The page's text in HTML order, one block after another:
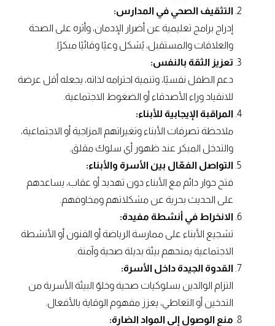
التثقيف الصحي في المدارس:
إدراج برامج تعليمية عن أضرار الإدمان، وأثره على الصحة
والعلاقات والمستقبل، يُشكل وعيًا وقائيًا مبكرًا.
تعزيز الثقة بالنفس:
دعم الطفل نفسيًا، وتنمية احترامه لذاته، يجعله أقل عرضة
للانقياد وراء الأصدقاء أو الضغوط الاجتماعية.
المراقبة الإيجابية للأبناء:
ملاحظة تصرفات الأبناء وتغيراتهم المزاجية أو الاجتماعية،
والتدخل المبكر عند ظهور أي سلوك مقلق.
التواصل الفعّال بين الأسرة والأبناء:
فتح حوار دائم مع الأبناء دون تهديد أو عقاب، يساعدهم
على الحديث بحرية عن مشكلاتهم ومخاوفهم.
الانخراط في أنشطة مفيدة:
تشجيع الأبناء على ممارسة الرياضة أو الفنون أو الأنشطة
الاجتماعية يمنحهم بيئة بديلة صحية وآمنة.
القدوة الجيدة داخل الأسرة:
التزام الوالدين بسلوكيات صحية وخلوّ البيئة الأسرية من
التدخين أو التعاطي، يعزز مفهوم الوقاية بالأفعال.
منع الوصول إلى المواد الضارة: